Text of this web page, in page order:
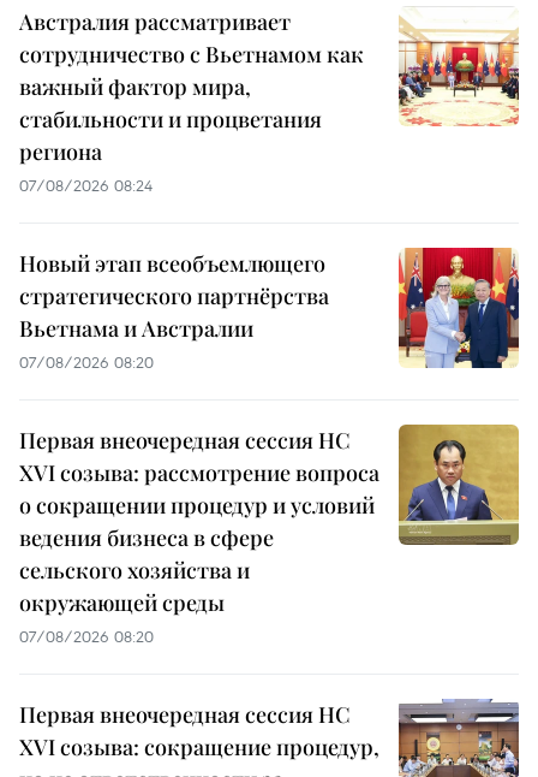
Австралия рассматривает
сотрудничество с Вьетнамом как
важный фактор мира,
стабильности и процветания
региона
07/08/2026 08:24
Новый этап всеобъемлющего
стратегического партнёрства
Вьетнама и Австралии
07/08/2026 08:20
Первая внеочередная сессия НС
XVI созыва: рассмотрение вопроса
о сокращении процедур и условий
ведения бизнеса в сфере
сельского хозяйства и
окружающей среды
07/08/2026 08:20
Первая внеочередная сессия НС
XVI созыва: сокращение процедур,